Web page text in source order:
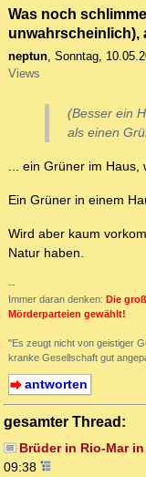
Was noch
unwahrscheinlich),
neptun, Sonntag,
Views
(Besser ein
als einen
... ein Grüner im Haus,
Ein Grüner in einem
Wird aber kaum
Natur haben.
--
Immer daran denken: Die
Mörderparteien gewählt!
"Es zeugt nicht von geistiger
kranke Gesellschaft gut
antworten
gesamter Thread:
Brüder in Rio-Mar
09:38